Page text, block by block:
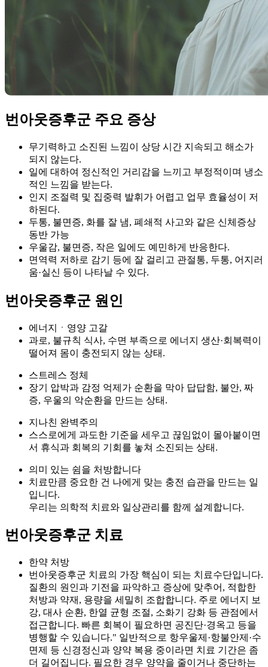
번아웃증후군 주요 증상
무기력하고 소진된 느낌이 상당 시간 지속되고 해소가
되지 않는다.
일에 대하여 정신적인 거리감을 느끼고 부정적이며 냉소
적인 느낌을 받는다.
인지 조절력 및 집중력 발휘가 어렵고 업무 효율성이 저
하된다.
두통, 불면증, 화를 잘 냄, 폐쇄적 사고와 같은 신체증상
동반 가능
우울감, 불면증, 작은 일에도 예민하게 반응한다.
면역력 저하로 감기 등에 잘 걸리고 관절통, 두통, 어지러
움·실신 등이 나타날 수 있다.
번아웃증후군 원인
에너지ㆍ영양 고갈
과로, 불규칙 식사, 수면 부족으로 에너지 생산·회복력이
떨어져 몸이 충전되지 않는 상태.
스트레스 정체
장기 압박과 감정 억제가 순환을 막아 답답함, 불안, 짜
증, 우울의 악순환을 만드는 상태.
지나친 완벽주의
스스로에게 과도한 기준을 세우고 끊임없이 몰아붙이면
서 휴식과 회복의 기회를 놓쳐 소진되는 상태.
의미 있는 쉼을 처방합니다
치료만큼 중요한 건 나에게 맞는 충전 습관을 만드는 일
입니다.
우리는 의학적 치료와 일상관리를 함께 설계합니다.
번아웃증후군 치료
한약 처방
번아웃증후군 치료의 가장 핵심이 되는 치료수단입니다.
질환의 원인과 기전을 파악하고 증상에 맞추어, 적합한
처방과 약재, 용량을 세밀히 조합합니다. 주로 에너지 보
강, 대사 순환, 한열 균형 조절, 소화기 강화 등 관점에서
접근합니다. 빠른 회복이 필요하면 공진단·경옥고 등을
병행할 수 있습니다." 일반적으로 항우울제·항불안제·수
면제 등 신경정신과 양약 복용 중이라면 치료 기간은 좀
더 길어집니다. 필요한 경우 양약을 줄이거나 중단하는